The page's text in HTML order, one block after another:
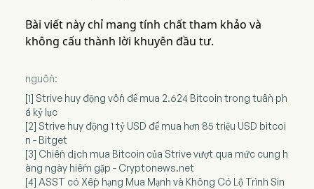
Bài viết này chỉ mang tính chất tham khảo và
không cấu thành lời khuyên đầu tư.
nguồn:
[1] Strive huy động vốn để mua 2.624 Bitcoin trong tuần ph
á kỷ lục
[2] Strive huy động 1 tỷ USD để mua hơn 85 triệu USD bitcoi
n - Bitget
[3] Chiến dịch mua Bitcoin của Strive vượt qua mức cung h
àng ngày hiếm gặp - Cryptonews.net
[4] ASST có Xếp hạng Mua Mạnh và Không Có Lộ Trình Sin